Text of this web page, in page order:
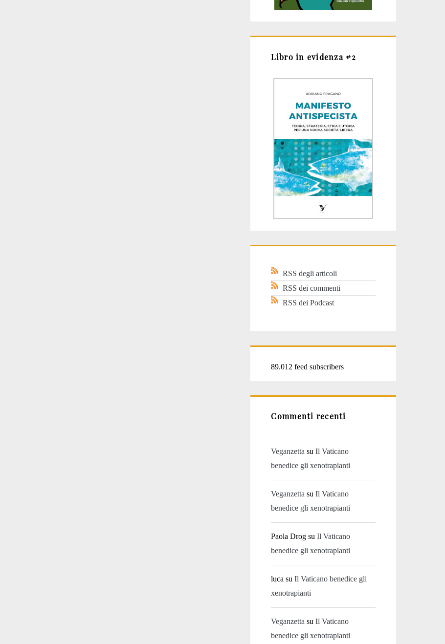
Libro in evidenza #2
RSS degli articoli
RSS dei commenti
RSS dei Podcast
89.012 feed subscribers
Commenti recenti
Veganzetta suIl Vaticano
benedice gli xenotrapianti
Veganzetta suIl Vaticano
benedice gli xenotrapianti
Paola Drog suIl Vaticano
benedice gli xenotrapianti
luca suIl Vaticano benedice gli
xenotrapianti
Veganzetta suIl Vaticano
benedice gli xenotrapianti